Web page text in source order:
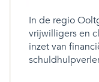
In de regio
vrijwilligers en
inzet van